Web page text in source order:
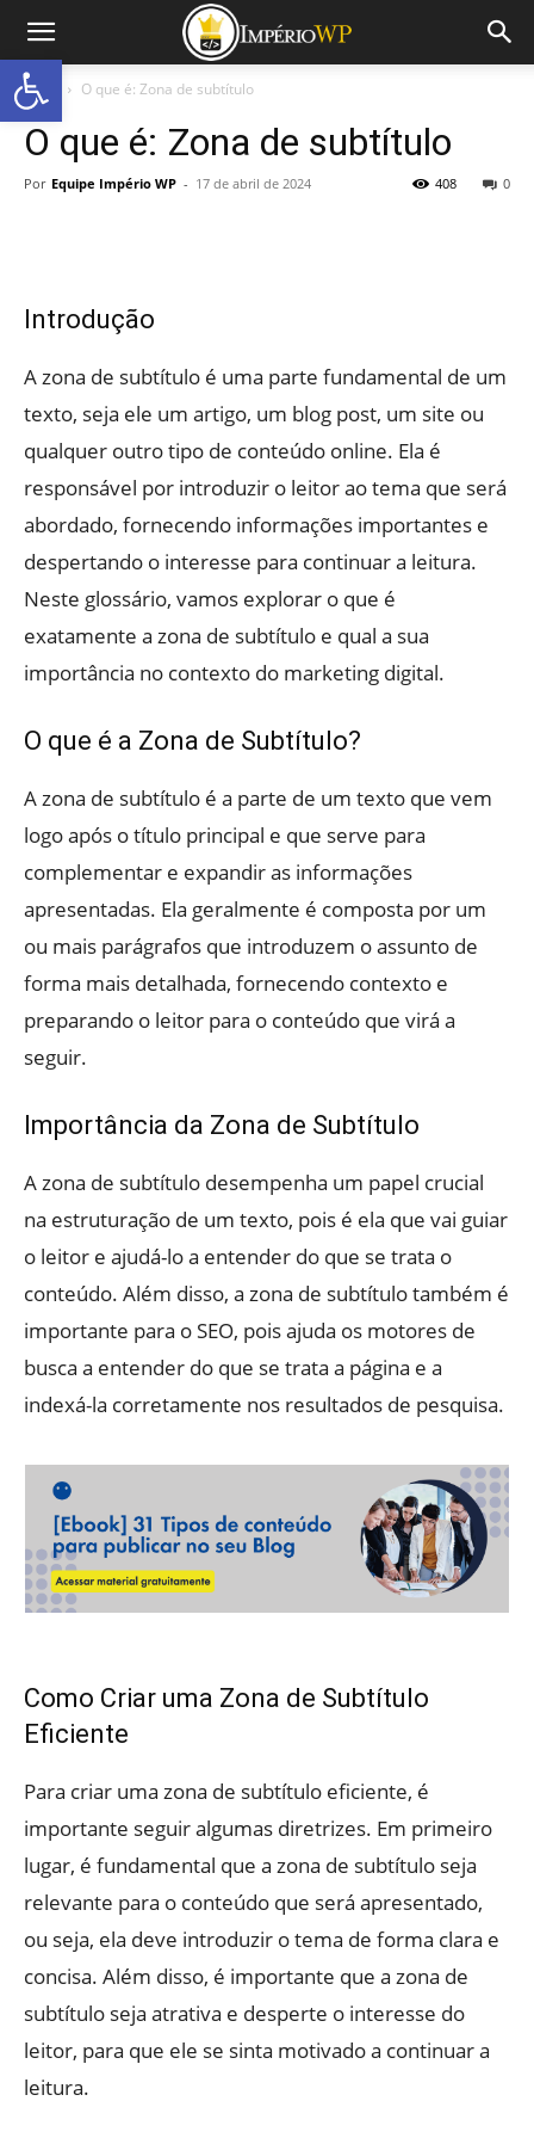
Início O que é: Zona de subtítulo
O que é: Zona de subtítulo
Por Equipe Império WP - 17 de abril de 2024 0
408
Introdução
A zona de subtítulo é uma parte fundamental de um
texto, seja ele um artigo, um blog post, um site ou
qualquer outro tipo de conteúdo online. Ela é
responsável por introduzir o leitor ao tema que será
abordado, fornecendo informações importantes e
despertando o interesse para continuar a leitura.
Neste glossário, vamos explorar o que é
exatamente a zona de subtítulo e qual a sua
importância no contexto do marketing digital.
O que é a Zona de Subtítulo?
A zona de subtítulo é a parte de um texto que vem
logo após o título principal e que serve para
complementar e expandir as informações
apresentadas. Ela geralmente é composta por um
ou mais parágrafos que introduzem o assunto de
forma mais detalhada, fornecendo contexto e
preparando o leitor para o conteúdo que virá a
seguir.
Importância da Zona de Subtítulo
A zona de subtítulo desempenha um papel crucial
na estruturação de um texto, pois é ela que vai guiar
o leitor e ajudá-lo a entender do que se trata o
conteúdo. Além disso, a zona de subtítulo também é
importante para o SEO, pois ajuda os motores de
busca a entender do que se trata a página e a
indexá-la corretamente nos resultados de pesquisa.
Como Criar uma Zona de Subtítulo
Eficiente
Para criar uma zona de subtítulo eficiente, é
importante seguir algumas diretrizes. Em primeiro
lugar, é fundamental que a zona de subtítulo seja
relevante para o conteúdo que será apresentado,
ou seja, ela deve introduzir o tema de forma clara e
concisa. Além disso, é importante que a zona de
subtítulo seja atrativa e desperte o interesse do
leitor, para que ele se sinta motivado a continuar a
leitura.
Abrir a barra de ferramentas